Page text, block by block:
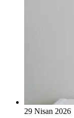
29 Nisan 2026